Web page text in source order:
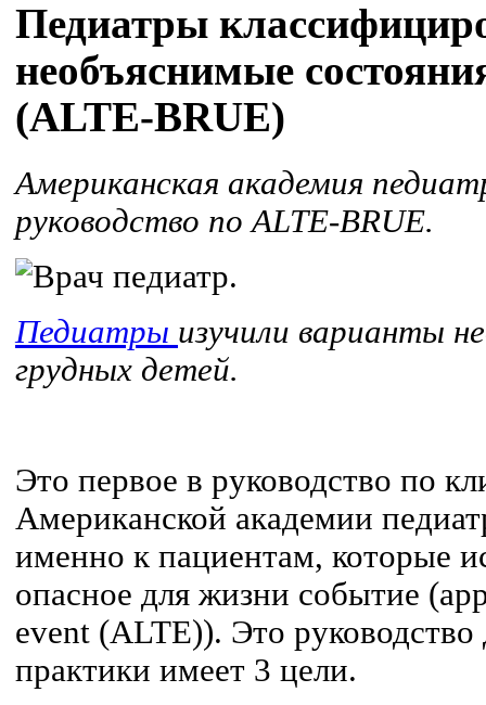
Педиатры
необъяснимые
(ALTE-BRUE)
Американская академия
руководство по ALTE-BRUE.
Педиатры изучили варианты
грудных детей.
Это первое в руководство по
Американской академии
именно к пациентам, которые
опасное для жизни событие
event (ALTE)). Это руководство
практики имеет 3 цели.